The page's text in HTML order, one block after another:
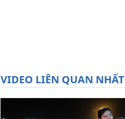
VIDEO LIÊN QUAN NHẤT